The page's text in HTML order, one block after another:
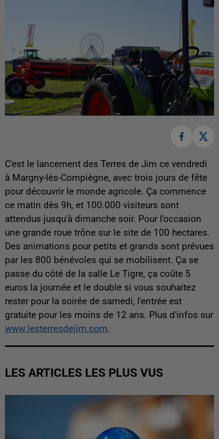
C'est le lancement des Terres de Jim ce vendredi
à Margny-lès-Compiègne, avec trois jours de fête
pour découvrir le monde agricole. Ça commence
ce matin dès 9h, et 100.000 visiteurs sont
attendus jusqu'à dimanche soir. Pour l'occasion
une grande roue trône sur le site de 100 hectares.
Des animations pour petits et grands sont prévues
par les 800 bénévoles qui se mobilisent. Ça se
passe du côté de la salle Le Tigre, ça coûte 5
euros la journée et le double si vous souhaitez
rester pour la soirée de samedi, l'entrée est
gratuite pour les moins de 12 ans. Plus d'infos sur
www.lesterresdejim.com.
LES ARTICLES LES PLUS VUS